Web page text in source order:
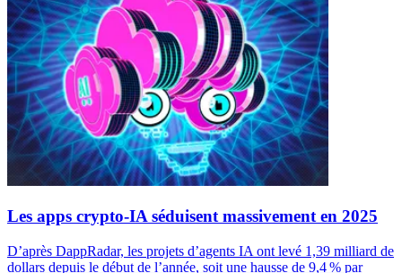
Les apps crypto-IA séduisent massivement en 2025
D’après DappRadar, les projets d’agents IA ont levé 1,39 milliard de
dollars depuis le début de l’année, soit une hausse de 9,4 % par